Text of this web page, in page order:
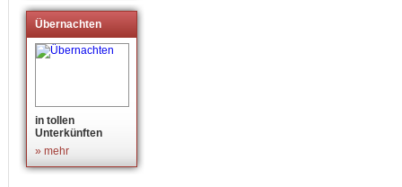
Übernachten
in tollen
Unterkünften
» mehr